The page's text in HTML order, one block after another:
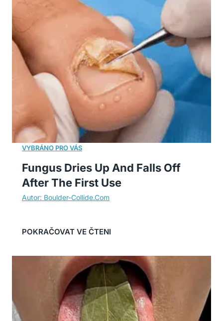
Fungus Dries Up And Falls Off
After The First Use